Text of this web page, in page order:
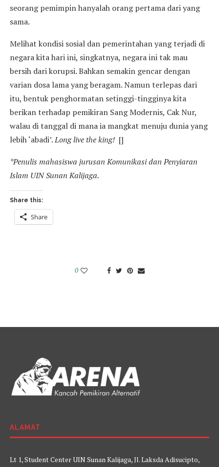
seorang pemimpin hanyalah orang pertama dari yang
sama.
Melihat kondisi sosial dan pemerintahan yang terjadi di
negara kita hari ini, singkatnya, negara ini tak mau
bersih dari korupsi. Bahkan semakin gencar dengan
varian dosa lama yang beragam. Namun terlepas dari
itu, bentuk penghormatan setinggi-tingginya kita
berikan terhadap pemikiran Sang Modernis, Cak Nur,
walau di tanggal di mana ia mangkat menuju dunia yang
lebih ‘abadi’.Long live the king! []
*Penulis mahasiswa jurusan Komunikasi dan Penyiaran
Islam UIN Sunan Kalijaga.
Share this:
Share
0
ALAMAT
Lt 1, Student Center UIN Sunan Kalijaga, Jl. Laksda Adisucipto,